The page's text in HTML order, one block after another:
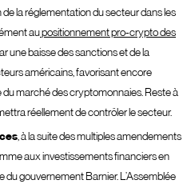
de la réglementation du secteur dans les
aupositionnement pro-crypto des
une baisse des sanctions et de la
américains, favorisant encore
du marché des cryptomonnaies. Reste à
réellement de contrôler le secteur.
, à la suite des multiples amendements
aux investissements financiers en
du gouvernement Barnier. L’Assemblée